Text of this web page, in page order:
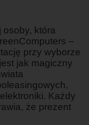
która
–
przy wyborze
jak magiczny
Każdy
że prezent